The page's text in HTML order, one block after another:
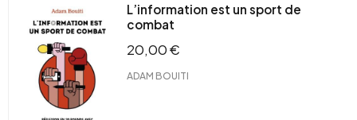
L’information est un sport de
combat
20,00€
ADAM BOUITI